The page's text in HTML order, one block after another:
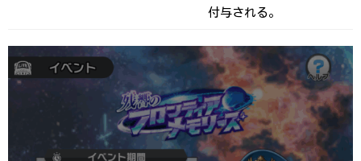
付与される。